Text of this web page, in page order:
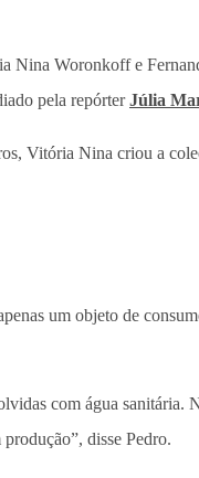
Nina Woronkoff e
pela repórterJúlia
Vitória Nina criou a
um objeto de
com água sanitária.
disse Pedro.